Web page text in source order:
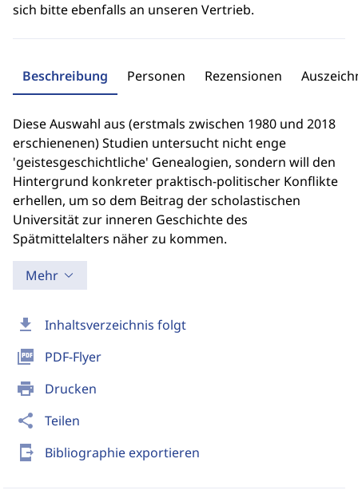
download Inhaltsverzeichnis folgt
picture_as_pdf PDF-Flyer
print Drucken
share Teilen
send_to_mobile Bibliographie exportieren
sich bitte ebenfalls an unseren Vertrieb.
Beschreibung Personen Rezensionen
Diese Auswahl aus (erstmals zwischen 1980 und 2018
erschienenen) Studien untersucht nicht enge
'geistesgeschichtliche' Genealogien, sondern will den
Hintergrund konkreter praktisch-politischer Konflikte
erhellen, um so dem Beitrag der scholastischen
Universität zur inneren Geschichte des
Spätmittelalters näher zu kommen.
Mehr